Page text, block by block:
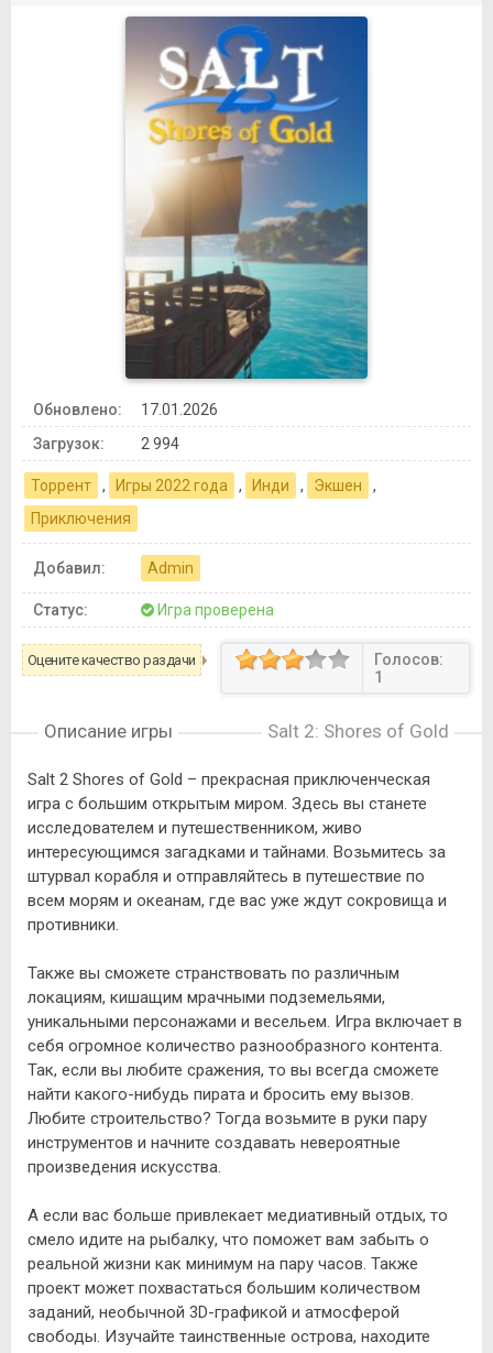
Обновлено:
17.01.2026
Загрузок:
2 994
Торрент , Игры 2022 года , Инди , Экшен
,
Приключения
Добавил: Admin
Статус: Игра проверена
Оцените качество раздачи
Голосов:
1
Описание игры Salt 2: Shores of Gold
Salt 2 Shores of Gold – прекрасная приключенческая
игра с большим открытым миром. Здесь вы станете
исследователем и путешественником, живо
интересующимся загадками и тайнами. Возьмитесь за
штурвал корабля и отправляйтесь в путешествие по
всем морям и океанам, где вас уже ждут сокровища и
противники.
Также вы сможете странствовать по различным
локациям, кишащим мрачными подземельями,
уникальными персонажами и весельем. Игра включает в
себя огромное количество разнообразного контента.
Так, если вы любите сражения, то вы всегда сможете
найти какого-нибудь пирата и бросить ему вызов.
Любите строительство? Тогда возьмите в руки пару
инструментов и начните создавать невероятные
произведения искусства.
А если вас больше привлекает медиативный отдых, то
смело идите на рыбалку, что поможет вам забыть о
реальной жизни как минимум на пару часов. Также
проект может похвастаться большим количеством
заданий, необычной 3D-графикой и атмосферой
свободы. Изучайте таинственные острова, находите